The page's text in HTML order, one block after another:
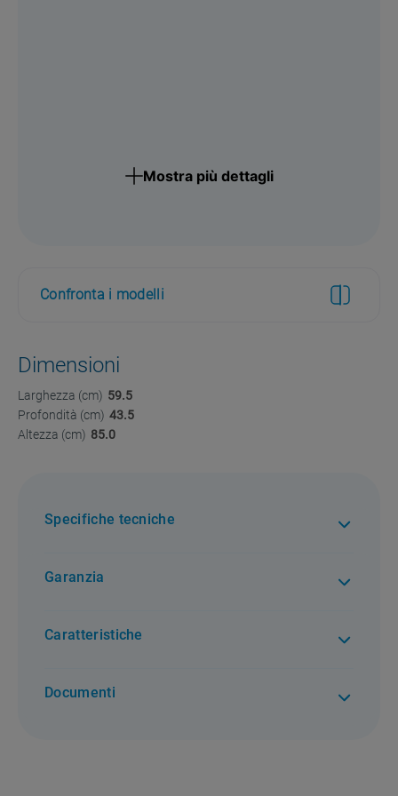
Mostra più dettagli
Confronta i modelli
Dimensioni
Larghezza (cm) 59.5
Profondità (cm) 43.5
Altezza (cm) 85.0
Specifiche tecniche
Garanzia
Caratteristiche
Documenti